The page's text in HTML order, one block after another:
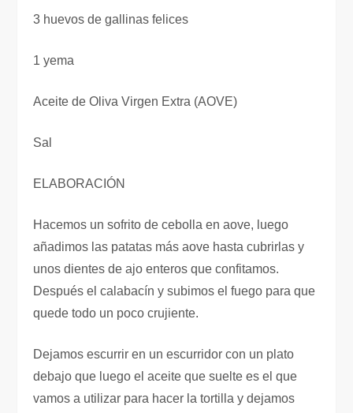
3 huevos de gallinas felices
1 yema
Aceite de Oliva Virgen Extra (AOVE)
Sal
ELABORACIÓN
Hacemos un sofrito de cebolla en aove, luego
añadimos las patatas más aove hasta cubrirlas y
unos dientes de ajo enteros que confitamos.
Después el calabacín y subimos el fuego para que
quede todo un poco crujiente.
Dejamos escurrir en un escurridor con un plato
debajo que luego el aceite que suelte es el que
vamos a utilizar para hacer la tortilla y dejamos